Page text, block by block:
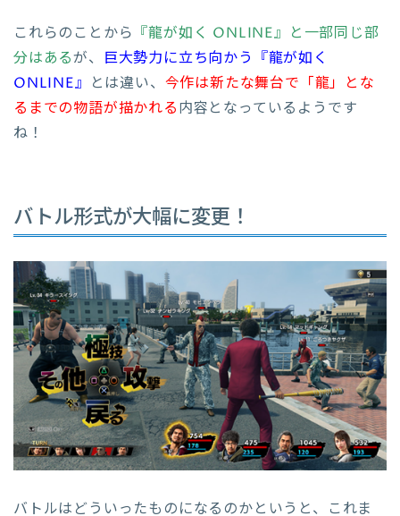
これらのことから 『龍が如く ONLINE』と一部同じ部
分はあるが、 巨大勢力に立ち向かう『龍が如く
ONLINE』 とは違い、 今作は新たな舞台で「龍」とな
るまでの物語が描かれる内容となっているようです
ね！
バトル形式が大幅に変更！
バトルはどういったものになるのかというと、これま